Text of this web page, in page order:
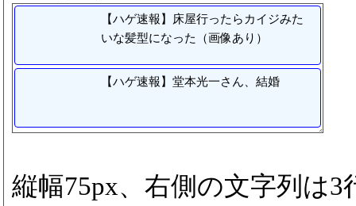
【ハゲ速報】床屋行ったらカイジみた
いな髪型になった（画像あり）
【ハゲ速報】堂本光一さん、結婚
縦幅75px、右側の文字列は